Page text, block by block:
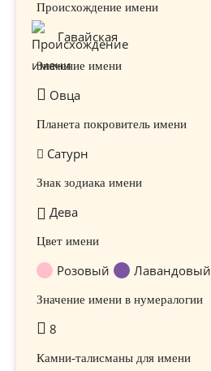
Происхождение имени
Гавайская
Значение имени
Овца
Планета покровитель имени
Сатурн
Знак зодиака имени
Дева
Цвет имени
Розовый Лавандовый
Значение имени в нумералогии
8
Камни-талисманы для имени